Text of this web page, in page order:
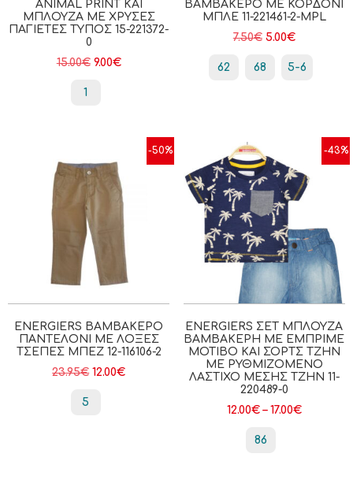
ANIMAL PRINT ΚΑΙ
ΜΠΛΟΎΖΑ ΜΕ ΧΡΥΣΈΣ
ΠΑΓΙΈΤΕΣ ΤΎΠΟΣ 15-221372-
0
15.00€ 9.00€
1
ΒΑΜΒΑΚΕΡΌ ΜΕ ΚΟΡΔΌΝΙ
ΜΠΛΕ 11-221461-2-MPL
7.50€ 5.00€
62 68 5-6
-50%
ENERGIERS ΒΑΜΒΑΚΕΡΌ
ΠΑΝΤΕΛΌΝΙ ΜΕ ΛΟΞΈΣ
ΤΣΈΠΕΣ ΜΠΕΖ 12-116106-2
23.95€ 12.00€
5
-43%
ENERGIERS ΣΕΤ ΜΠΛΟΎΖΑ
ΒΑΜΒΑΚΕΡΉ ΜΕ ΕΜΠΡΙΜΈ
ΜΟΤΊΒΟ ΚΑΙ ΣΟΡΤΣ ΤΖΗΝ
ΜΕ ΡΥΘΜΙΖΌΜΕΝΟ
ΛΆΣΤΙΧΟ ΜΈΣΗΣ ΤΖΗΝ 11-
220489-0
12.00€ – 17.00€
86